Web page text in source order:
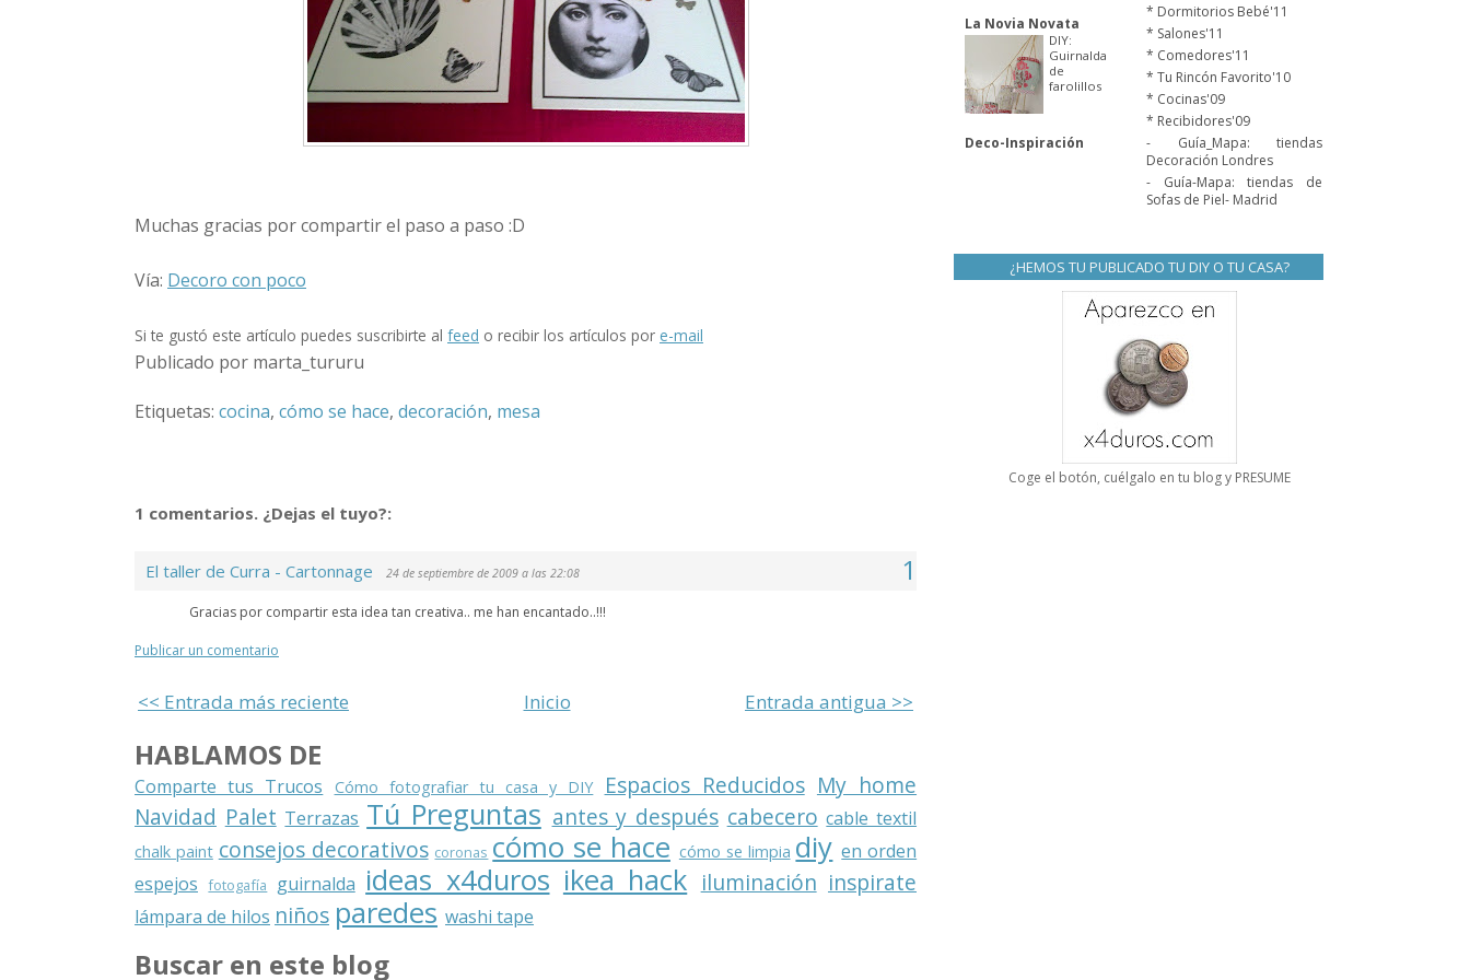
Muchas gracias por compartir el paso a paso :D
Vía: Decoro con poco
Si te gustó este artículo puedes suscribirte al feed o recibir los artículos por e-mail
Publicado por marta_tururu
Etiquetas: cocina, cómo se hace, decoración, mesa
1 comentarios. ¿Dejas el tuyo?:
1
El taller de Curra - Cartonnage 24 de septiembre de 2009 a las 22:08
Gracias por compartir esta idea tan creativa.. me han encantado..!!!
Publicar un comentario
<< Entrada más reciente Entrada antigua >>
Inicio
HABLAMOS DE
Comparte tus Trucos Cómo fotografiar tu casa y DIY Espacios Reducidos My home
Navidad Palet Terrazas Tú Preguntas antes y después cabecero cable textil
chalk paint consejos decorativos coronas cómo se hace cómo se limpia diy en orden
espejos fotogafía guirnalda ideas x4duros ikea hack iluminación inspirate
lámpara de hilos niños paredes washi tape
Buscar en este blog
La Novia Novata
DIY:
Guirnalda
de
farolillos
Deco-Inspiración
* Dormitorios Bebé'11
* Salones'11
* Comedores'11
* Tu Rincón Favorito'10
* Cocinas'09
* Recibidores'09
- Guía_Mapa: tiendas
Decoración Londres
- Guía-Mapa: tiendas de
Sofas de Piel- Madrid
¿HEMOS TU PUBLICADO TU DIY O TU CASA?
Coge el botón, cuélgalo en tu blog y PRESUME